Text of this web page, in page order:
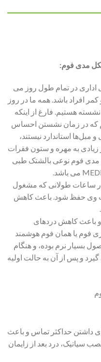
مدی فوم:
در تمام طول روز می
افراد باشد. همه ما در روز
هستیم. فارغ از اینکه
که در زمان نشستن احساس
مبل‌ها استاندارد نیستند،
به مهره و ستون فقرات
مدی فوم نوعی بالشتک طبی
ساعات طولانی که مشغول
وی حفظ شود. باعث کاهش
باعث کاهش دردهای
فوم یا همان فوم هوشمند
بسیار نرم بوده، و هنگام
و پس از آن به حالت اولیه
داشتن حداکثر تماس و باعث
سیاتیک، درد بعد از زایمان